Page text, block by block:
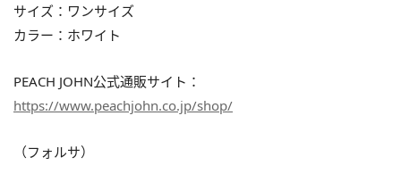
サイズ：ワンサイズ
カラー：ホワイト
PEACH JOHN公式通販サイト：
https://www.peachjohn.co.jp/shop/
（フォルサ）